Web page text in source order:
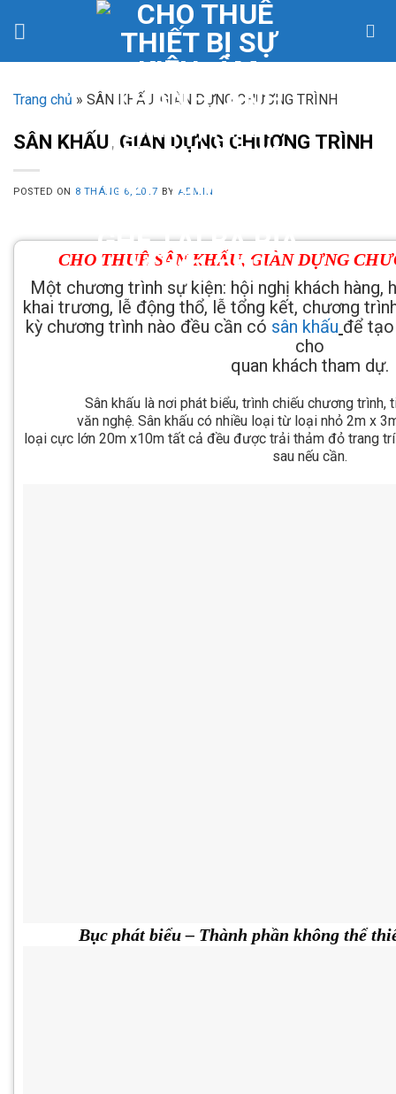
Trang chủ » SÂN KHẤU, GIÀN DỰNG CHƯƠNG TRÌNH
SÂN KHẤU, GIÀN DỰNG CHƯƠNG TRÌNH
POSTED ON 8 THÁNG 6, 2017 BYADMIN
CHO THUÊ SÂN KHẤU, GIÀN DỰNG
Một chương trình sự kiện: hội nghị khách hàng,
khai trương, lễ động thổ, lễ tổng kết, chương
kỳ chương trình nào đều cần có sân khấu để
cho
quan khách tham dự.
Sân khấu là nơi phát biểu, trình chiếu chương trình,
văn nghệ. Sân khấu có nhiều loại từ loại nhỏ 2m x
loại cực lớn 20m x10m tất cả đều được trải thảm đỏ trang
sau nếu cần.
Bục phát biểu – Thành phần không thể